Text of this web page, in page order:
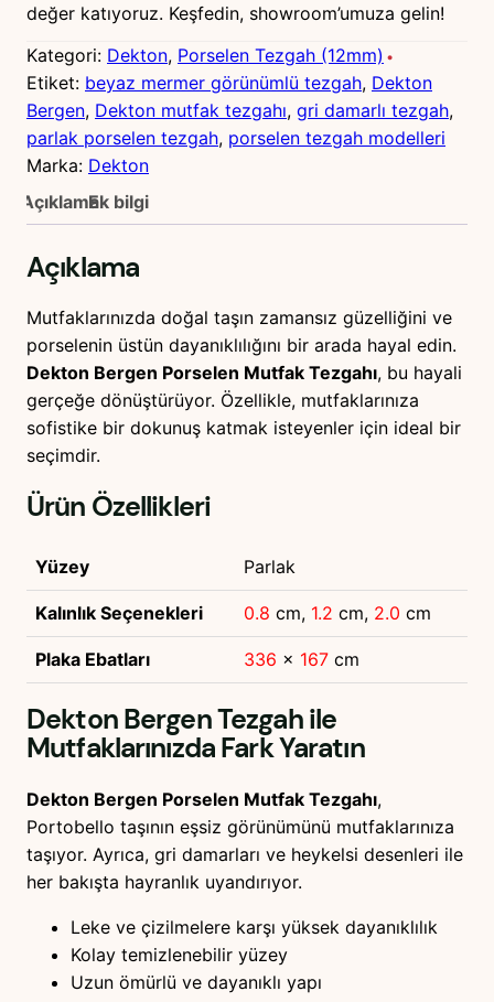
değer katıyoruz. Keşfedin, showroom’umuza gelin!
Kategori: Dekton, Porselen Tezgah (12mm)
Etiket: beyaz mermer görünümlü tezgah, Dekton
Bergen, Dekton mutfak tezgahı, gri damarlı tezgah
parlak porselen tezgah, porselen tezgah modelleri
Marka: Dekton
AçıklamaEk bilgi
Açıklama
Mutfaklarınızda doğal taşın zamansız güzelliğini ve
porselenin üstün dayanıklılığını bir arada hayal edin.
Dekton Bergen Porselen Mutfak Tezgahı, bu hayali
gerçeğe dönüştürüyor. Özellikle, mutfaklarınıza
sofistike bir dokunuş katmak isteyenler için ideal bir
seçimdir.
Ürün Özellikleri
Yüzey Parlak
Kalınlık Seçenekleri 0.8 cm, 1.2 cm, 2.0 cm
Plaka Ebatları 336 x 167 cm
Dekton Bergen Tezgah ile
Mutfaklarınızda Fark Yaratın
Dekton Bergen Porselen Mutfak Tezgahı,
Portobello taşının eşsiz görünümünü mutfaklarınıza
taşıyor. Ayrıca, gri damarları ve heykelsi desenleri ile
her bakışta hayranlık uyandırıyor.
Leke ve çizilmelere karşı yüksek dayanıklılık
Kolay temizlenebilir yüzey
Uzun ömürlü ve dayanıklı yapı